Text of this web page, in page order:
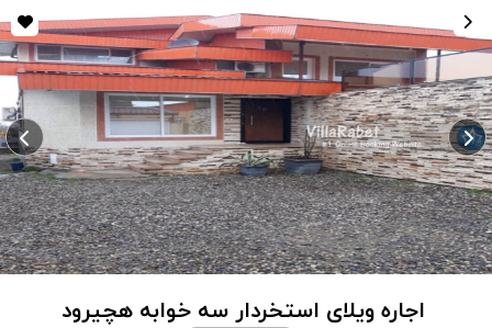
اجاره ویلای استخردار سه خوابه هچیرود